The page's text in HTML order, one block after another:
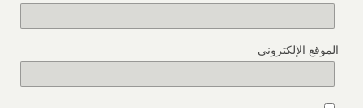
الموقع الإلكتروني